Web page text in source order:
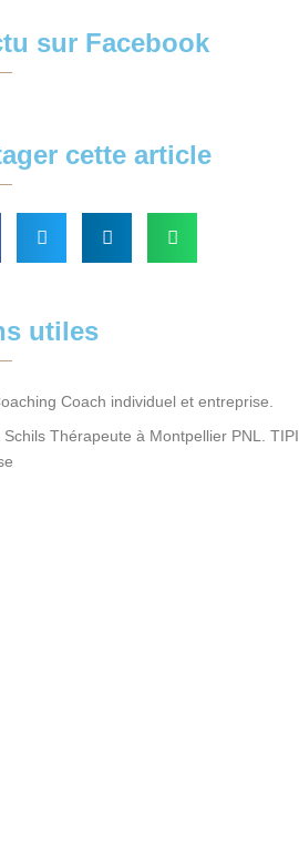
sur Facebook
cette article
utiles
Coach individuel et entreprise.
Schils Thérapeute à Montpellier PNL. TIPI,